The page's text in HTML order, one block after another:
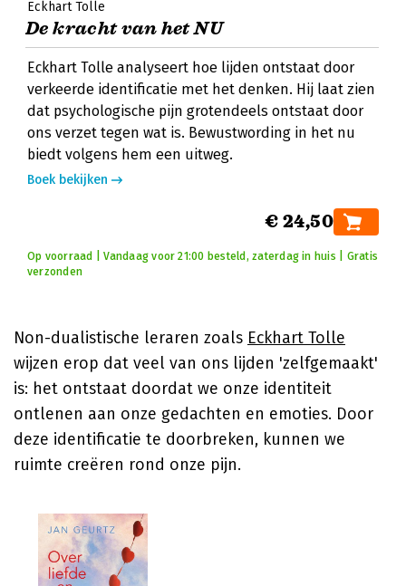
Eckhart Tolle
De kracht van het NU
Eckhart Tolle analyseert hoe lijden ontstaat door
verkeerde identificatie met het denken. Hij laat zien
dat psychologische pijn grotendeels ontstaat door
ons verzet tegen wat is. Bewustwording in het nu
biedt volgens hem een uitweg.
Boek bekijken
€ 24,50
Op voorraad | Vandaag voor 21:00 besteld, zaterdag in huis | Gratis
verzonden
Non-dualistische leraren zoals Eckhart Tolle
wijzen erop dat veel van ons lijden 'zelfgemaakt'
is: het ontstaat doordat we onze identiteit
ontlenen aan onze gedachten en emoties. Door
deze identificatie te doorbreken, kunnen we
ruimte creëren rond onze pijn.